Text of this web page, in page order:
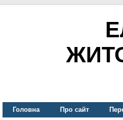
Головна Про сайт